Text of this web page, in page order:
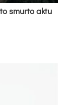
smur­to ak­tu